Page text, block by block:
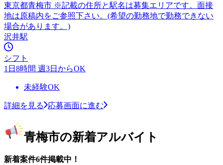
東京都青梅市 ※記載の住所と駅名は募集エリアです。面接
地は原稿内をご参照下さい。(希望の勤務地で勤務できない
場合があります。)
沢井駅
シフト
1日8時間 週3日からOK
未経験OK
詳細を見る 応募画面に進む
青梅市の新着アルバイト
新着案件6件掲載中！